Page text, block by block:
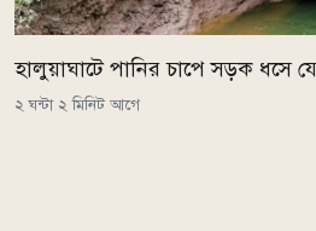
হালুয়াঘাটে পানির চাপে সড়ক ধসে
২ ঘন্টা ২ মিনিট আগে